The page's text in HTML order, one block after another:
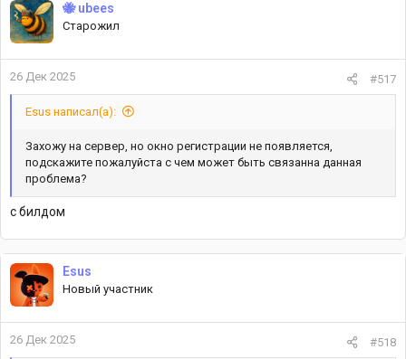
🐝 ubees
Старожил
26 Дек 2025 #517
Esus написал(а):
Захожу на сервер, но окно регистрации не появляется,
подскажите пожалуйста с чем может быть связанна данная
проблема?
с билдом
Esus
Новый участник
26 Дек 2025 #518